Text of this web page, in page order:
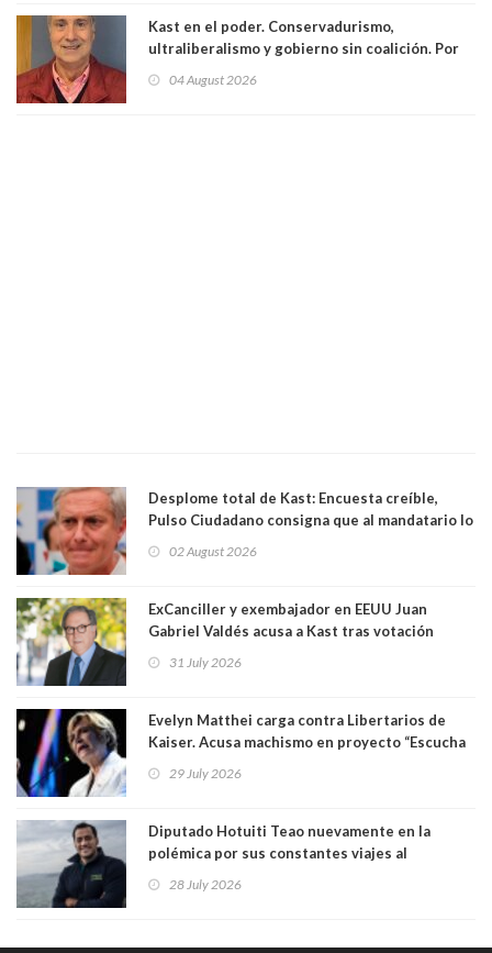
Kast en el poder. Conservadurismo,
ultraliberalismo y gobierno sin coalición. Por
04 August 2026
Desplome total de Kast: Encuesta creíble,
Pulso Ciudadano consigna que al mandatario lo
sacó en primera vuelta. Rechazo es de 58.9% y
64.8%
02 August 2026
ExCanciller y exembajador en EEUU Juan
Gabriel Valdés acusa a Kast tras votación
"Si hay una persona responsable es él"
31 July 2026
Evelyn Matthei carga contra Libertarios de
Kaiser. Acusa machismo en proyecto “Escucha
"¿Cómo puede haber alguien tan enfermo del
29 July 2026
Diputado Hotuiti Teao nuevamente en la
polémica por sus constantes viajes al
vacaciones para irse a Londres y Paris por 18
28 July 2026